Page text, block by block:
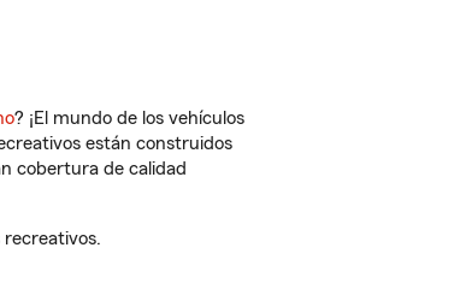
? ¡El mundo de los vehículos
están construidos
cobertura de calidad
recreativos.